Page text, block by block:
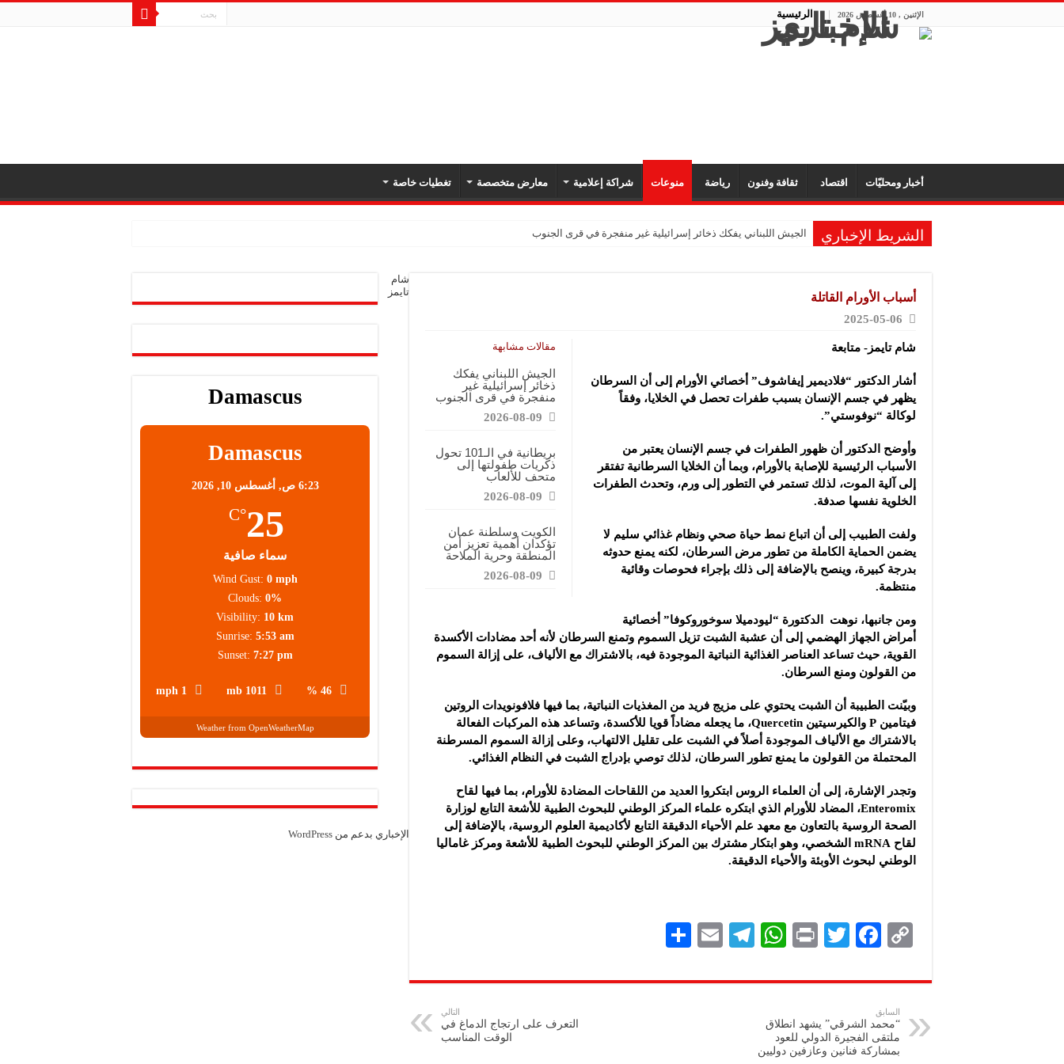
الإثنين , 10 أغسطس 2026 الرئيسية
أخبار ومحليّات اقتصاد ثقافة وفنون رياضة منوعات شراكة إعلامية معارض متخصصة تغطيات خاصة
الشريط الإخباري الجيش اللبناني يفكك ذخائر إسرائيلية غير منفجرة في قرى الجنوب
كوريا الجنوبية تسجل أعلى طلب على الكهرباء هذا العام وسط موجة حر
أسباب الأورام القاتلة
2025-05-06
مقالات مشابهة
الجيش اللبناني يفكك
ذخائر إسرائيلية غير
منفجرة في قرى الجنوب
2026-08-09
بريطانية في الـ101 تحول
ذكريات طفولتها إلى
متحف للألعاب
2026-08-09
الكويت وسلطنة عمان
تؤكدان أهمية تعزيز أمن
المنطقة وحرية الملاحة
2026-08-09
شام تايمز- متابعة
أشار الدكتور “فلاديمير إيفاشوف” أخصائي الأورام إلى أن السرطان
يظهر في جسم الإنسان بسبب طفرات تحصل في الخلايا، وفقاً
لوكالة “نوفوستي”.
وأوضح الدكتور أن ظهور الطفرات في جسم الإنسان يعتبر من
الأسباب الرئيسية للإصابة بالأورام، وبما أن الخلايا السرطانية تفتقر
إلى آلية الموت، لذلك تستمر في التطور إلى ورم، وتحدث الطفرات
الخلوية نفسها صدفة.
ولفت الطبيب إلى أن اتباع نمط حياة صحي ونظام غذائي سليم لا
يضمن الحماية الكاملة من تطور مرض السرطان، لكنه يمنع حدوثه
بدرجة كبيرة، وينصح بالإضافة إلى ذلك بإجراء فحوصات وقائية
منتظمة.
ومن جانبها، نوهت الدكتورة “ليودميلا سوخوروكوفا” أخصائية
أمراض الجهاز الهضمي إلى أن عشبة الشبت تزيل السموم وتمنع السرطان لأنه أحد مضادات الأكسدة
القوية، حيث تساعد العناصر الغذائية النباتية الموجودة فيه، بالاشتراك مع الألياف، على إزالة السموم
من القولون ومنع السرطان.
وبيّنت الطبيبة أن الشبت يحتوي على مزيج فريد من المغذيات النباتية، بما فيها فلافونويدات الروتين
فيتامين Р والكيرسيتين Quercetin، ما يجعله مضاداً قويا للأكسدة، وتساعد هذه المركبات الفعالة
بالاشتراك مع الألياف الموجودة أصلاً في الشبت على تقليل الالتهاب، وعلى إزالة السموم المسرطنة
المحتملة من القولون ما يمنع تطور السرطان، لذلك توصي بإدراج الشبت في النظام الغذائي.
وتجدر الإشارة، إلى أن العلماء الروس ابتكروا العديد من اللقاحات المضادة للأورام، بما فيها لقاح
Enteromix، المضاد للأورام الذي ابتكره علماء المركز الوطني للبحوث الطبية للأشعة التابع لوزارة
الصحة الروسية بالتعاون مع معهد علم الأحياء الدقيقة التابع لأكاديمية العلوم الروسية، بالإضافة إلى
لقاح mRNA الشخصي، وهو ابتكار مشترك بين المركز الوطني للبحوث الطبية للأشعة ومركز غاماليا
الوطني لبحوث الأوبئة والأحياء الدقيقة.
C
p
y
Li
F
eb
k
T
tt
P
nt
W
at
Te
gr
E
ai
ar
السابق
“محمد الشرقي” يشهد انطلاق
ملتقى الفجيرة الدولي للعود
بمشاركة فنانين وعازفين دوليين
التالي
التعرف على ارتجاج الدماغ في
الوقت المناسب
Damascus
Damascus
6:23 ص, أغسطس 10, 2026
25
°C
سماء صافية
46 %
1011 mb
1 mph
Wind Gust: 0 mph
Clouds: 0%
Visibility: 10 km
Sunrise: 5:53 am
Sunset: 7:27 pm
Weather from OpenWeatherMap
شام
تايمز
الإخباري بدعم من WordPress